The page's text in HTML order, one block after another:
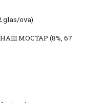
glas/ova)
НАШ МОСТАР (8%, 67